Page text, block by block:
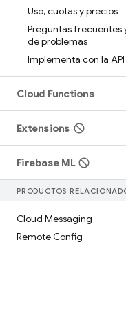
Uso,cuotas y precios
Preguntas frecuentes
de problemas
Implementa con la API
Cloud Functions
Extensions
Firebase ML
PRODUCTOS
Cloud Messaging
Remote Config